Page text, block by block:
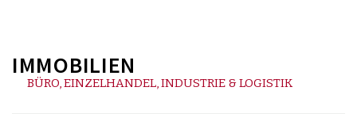
IMMOBILIEN
BÜRO, EINZELHANDEL, INDUSTRIE & LOGISTIK